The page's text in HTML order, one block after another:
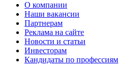
О компании
Наши вакансии
Партнерам
Реклама на сайте
Новости и статьи
Инвесторам
Кандидаты по профессиям